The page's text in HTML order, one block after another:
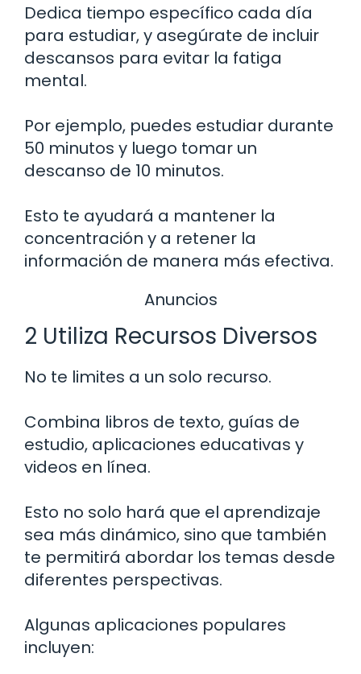
Dedica tiempo específico cada día
para estudiar, y asegúrate de incluir
descansos para evitar la fatiga
mental.
Por ejemplo, puedes estudiar durante
50 minutos y luego tomar un
descanso de 10 minutos.
Esto te ayudará a mantener la
concentración y a retener la
información de manera más efectiva.
Anuncios
2 Utiliza Recursos Diversos
No te limites a un solo recurso.
Combina libros de texto, guías de
estudio, aplicaciones educativas y
videos en línea.
Esto no solo hará que el aprendizaje
sea más dinámico, sino que también
te permitirá abordar los temas desde
diferentes perspectivas.
Algunas aplicaciones populares
incluyen: